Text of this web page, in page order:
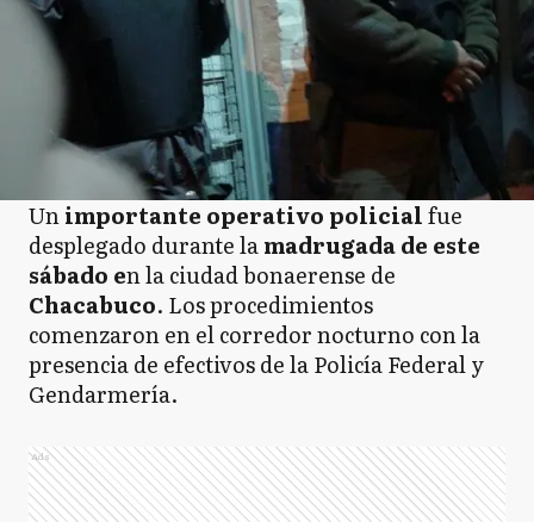
Unimportante operativo policialfue
desplegado durante lamadrugada de este
sábado en la ciudad bonaerense de
Chacabuco. Los procedimientos
comenzaron en el corredor nocturno con la
presencia de efectivos de la Policía Federal y
Gendarmería.
Ads